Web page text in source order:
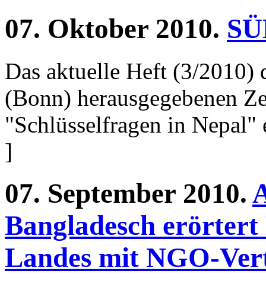
07. Oktober 2010.
Das aktuelle Heft (3/2010)
(Bonn) herausgegebenen
"Schlüsselfragen in Nepal"
]
07. September 2010.
Bangladesch
Landes mit NGO-